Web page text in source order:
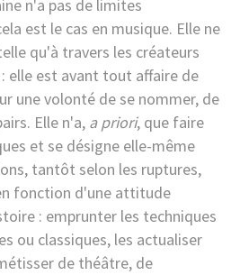
n'a pas de limites
est le cas en musique. Elle ne
qu'à travers les créateurs
elle est avant tout affaire de
une volonté de se nommer, de
Elle n'a, a priori, que faire
et se désigne elle-même
tantôt selon les ruptures,
fonction d'une attitude
: emprunter les techniques
ou classiques, les actualiser
de théâtre, de